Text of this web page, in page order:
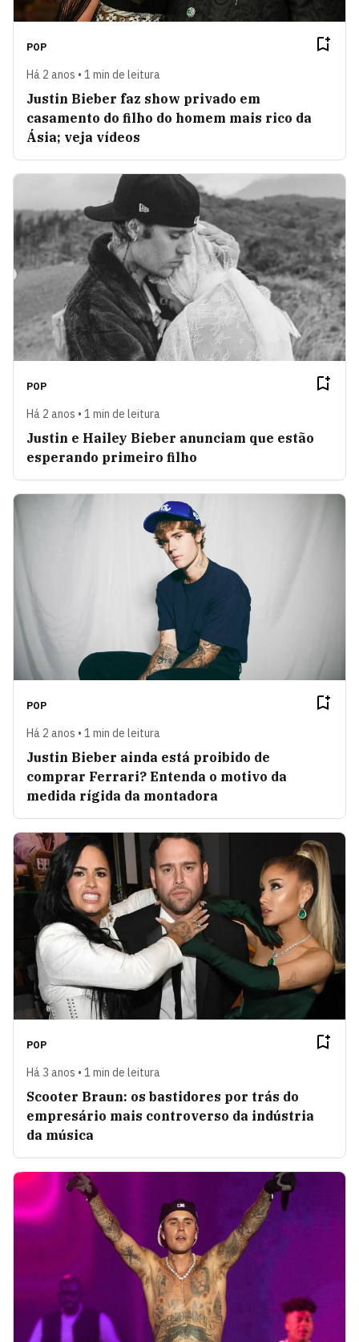
POP
Há 2 anos • 1 min de leitura
Justin Bieber faz show privado em
casamento do filho do homem mais rico da
Ásia; veja vídeos
POP
Há 2 anos • 1 min de leitura
Justin e Hailey Bieber anunciam que estão
esperando primeiro filho
POP
Há 2 anos • 1 min de leitura
Justin Bieber ainda está proibido de
comprar Ferrari? Entenda o motivo da
medida rígida da montadora
POP
Há 3 anos • 1 min de leitura
Scooter Braun: os bastidores por trás do
empresário mais controverso da indústria
da música